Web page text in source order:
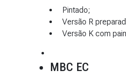
Pintado;
Versão R
Versão K com
MBC EC